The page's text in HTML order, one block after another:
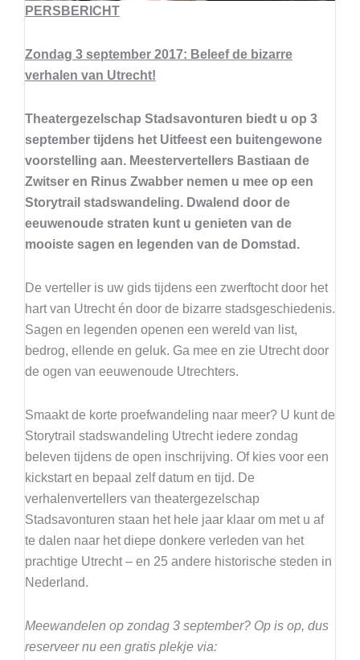
PERSBERICHT
Zondag 3 september 2017: Beleef de bizarre
verhalen van Utrecht!
Theatergezelschap Stadsavonturen biedt u op 3
september tijdens het Uitfeest een buitengewone
voorstelling aan. Meestervertellers Bastiaan de
Zwitser en Rinus Zwabber nemen u mee op een
Storytrail stadswandeling. Dwalend door de
eeuwenoude straten kunt u genieten van de
mooiste sagen en legenden van de Domstad.
De verteller is uw gids tijdens een zwerftocht door het
hart van Utrecht én door de bizarre stadsgeschiedenis.
Sagen en legenden openen een wereld van list,
bedrog, ellende en geluk. Ga mee en zie Utrecht door
de ogen van eeuwenoude Utrechters.
Smaakt de korte proefwandeling naar meer? U kunt de
Storytrail stadswandeling Utrecht iedere zondag
beleven tijdens de open inschrijving. Of kies voor een
kickstart en bepaal zelf datum en tijd. De
verhalenvertellers van theatergezelschap
Stadsavonturen staan het hele jaar klaar om met u af
te dalen naar het diepe donkere verleden van het
prachtige Utrecht – en 25 andere historische steden in
Nederland.
Meewandelen op zondag 3 september? Op is op, dus
reserveer nu een gratis plekje via: